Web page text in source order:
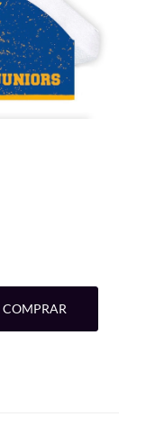
COMPRAR